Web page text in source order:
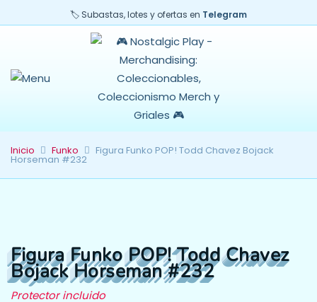
🏷️ Subastas, lotes y ofertas en Telegram
Inicio Funko Figura Funko POP! Todd Chavez Bojack
Horseman #232
Figura Funko POP! Todd Chavez
Bojack Horseman #232
Protector incluido